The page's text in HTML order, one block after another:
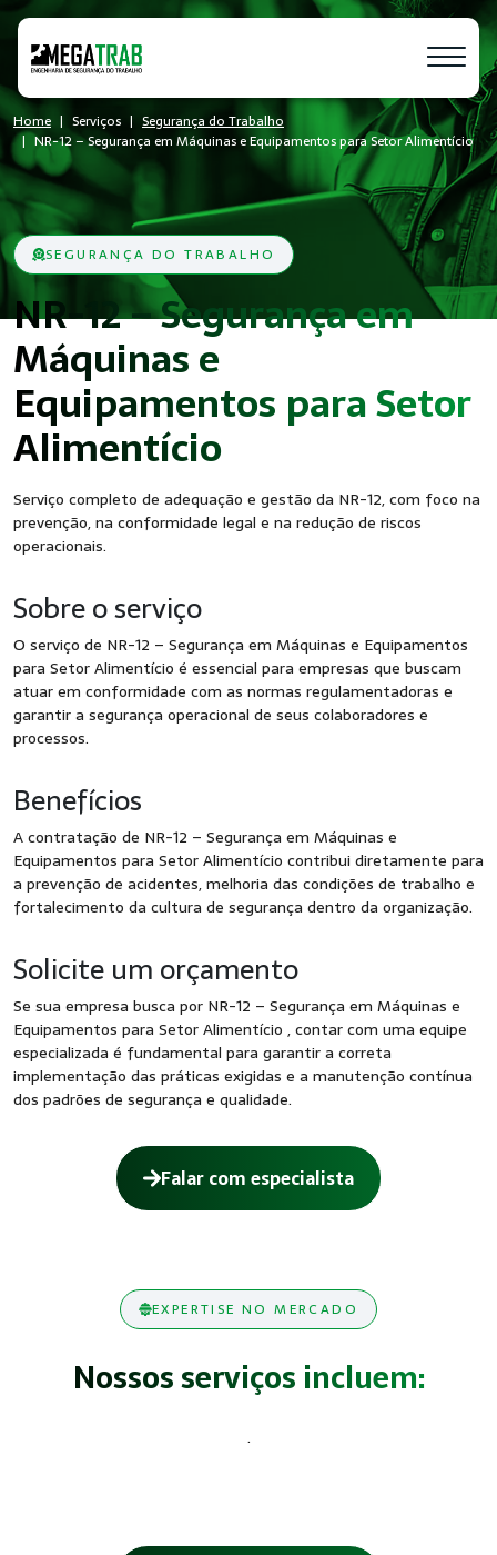
Home Serviços
Segurança do Trabalho
NR-12 – Segurança em Máquinas e Equipamentos para Setor Alimentício
SEGURANÇA DO TRABALHO
NR-12 – Segurança em
Máquinas e
Equipamentos para Setor
Alimentício
Serviço completo de adequação e gestão da NR-12, com foco na
prevenção, na conformidade legal e na redução de riscos
operacionais.
Sobre o serviço
O serviço de NR-12 – Segurança em Máquinas e Equipamentos
para Setor Alimentício é essencial para empresas que buscam
atuar em conformidade com as normas regulamentadoras e
garantir a segurança operacional de seus colaboradores e
processos.
Benefícios
A contratação de NR-12 – Segurança em Máquinas e
Equipamentos para Setor Alimentício contribui diretamente para
a prevenção de acidentes, melhoria das condições de trabalho e
fortalecimento da cultura de segurança dentro da organização.
Solicite um orçamento
Se sua empresa busca por NR-12 – Segurança em Máquinas e
Equipamentos para Setor Alimentício , contar com uma equipe
especializada é fundamental para garantir a correta
implementação das práticas exigidas e a manutenção contínua
dos padrões de segurança e qualidade.
Falar com especialista
EXPERTISE NO MERCADO
Nossos serviços incluem:
.